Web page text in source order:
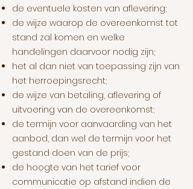
de eventuele kosten van aflevering;
de wijze waarop de overeenkomst tot
stand zal komen en welke
handelingen daarvoor nodig zijn;
het al dan niet van toepassing zijn van
het herroepingsrecht;
de wijze van betaling, aflevering of
uitvoering van de overeenkomst;
de termijn voor aanvaarding van het
aanbod, dan wel de termijn voor het
gestand doen van de prijs;
de hoogte van het tarief voor
communicatie op afstand indien de